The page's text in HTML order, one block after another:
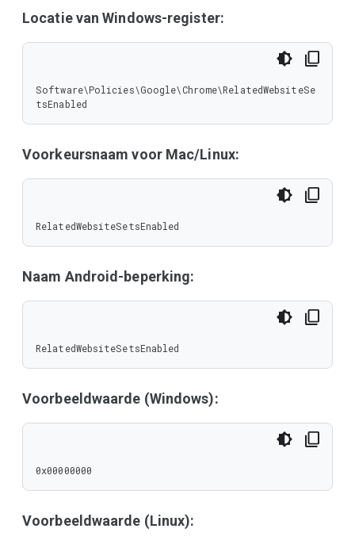
Locatie van Windows-register:
Software\Policies\Google\Chrome\RelatedWebsiteSe
tsEnabled
Voorkeursnaam voor Mac/Linux:
RelatedWebsiteSetsEnabled
Naam Android-beperking:
RelatedWebsiteSetsEnabled
Voorbeeldwaarde (Windows):
0x00000000
Voorbeeldwaarde (Linux):